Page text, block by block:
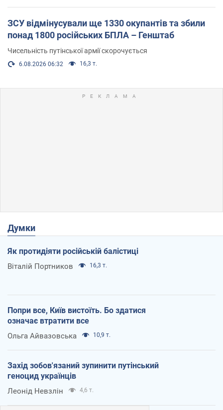
ЗСУ відмінусували ще 1330 окупантів та збили
понад 1800 російських БПЛА – Генштаб
Чисельність путінської армії скорочується
6.08.2026 06:32 16,3 т.
Думки
Як протидіяти російській балістиці
Віталій Портников 16,3 т.
Попри все, Київ вистоїть. Бо здатися
означає втратити все
Ольга Айвазовська 10,9 т.
Захід зобов'язаний зупинити путінський
геноцид українців
Леонід Невзлін 4,6 т.